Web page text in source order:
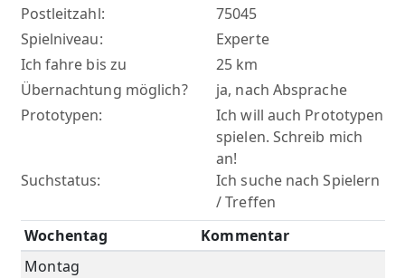
Postleitzahl:
75045
Spielniveau:
Experte
Ich fahre bis zu
25 km
Übernachtung möglich?
ja, nach Absprache
Prototypen:
Ich will auch Prototypen
spielen. Schreib mich
an!
Suchstatus:
Ich suche nach Spielern
/ Treffen
Wochentag
Kommentar
Montag